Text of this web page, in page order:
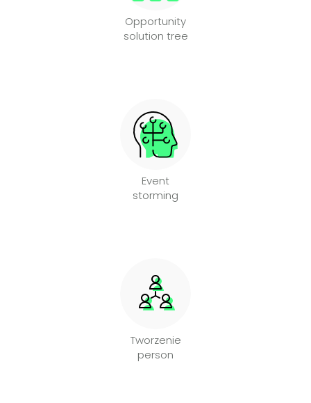
Opportunity
solution tree
Event
storming
Tworzenie
person